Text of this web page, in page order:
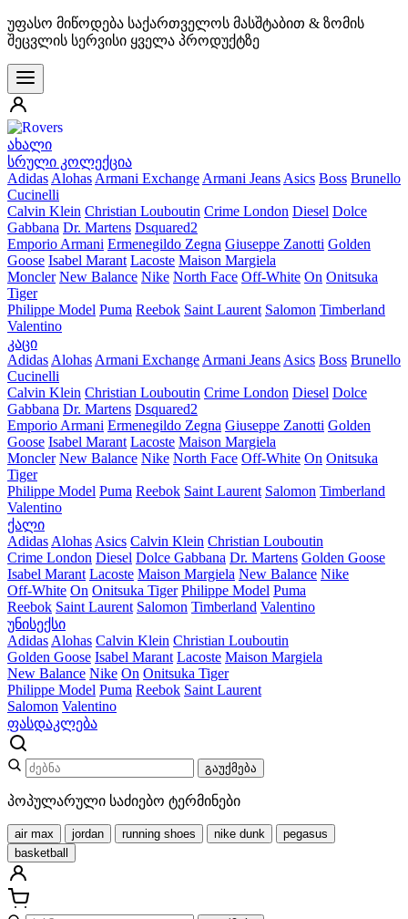
უფასო მიწოდება საქართველოს მასშტაბით & ზომის
შეცვლის სერვისი ყველა პროდუქტზე
ახალი
სრული კოლექცია
Adidas Alohas Armani Exchange Armani Jeans Asics Boss Brunello
Cucinelli
Calvin Klein Christian Louboutin Crime London Diesel Dolce
Gabbana Dr. Martens Dsquared2
Emporio Armani Ermenegildo Zegna Giuseppe Zanotti Golden
Goose Isabel Marant Lacoste Maison Margiela
Moncler New Balance Nike North Face Off-White On Onitsuka
Tiger
Philippe Model Puma Reebok Saint Laurent Salomon Timberland
Valentino
კაცი
Adidas Alohas Armani Exchange Armani Jeans Asics Boss Brunello
Cucinelli
Calvin Klein Christian Louboutin Crime London Diesel Dolce
Gabbana Dr. Martens Dsquared2
Emporio Armani Ermenegildo Zegna Giuseppe Zanotti Golden
Goose Isabel Marant Lacoste Maison Margiela
Moncler New Balance Nike North Face Off-White On Onitsuka
Tiger
Philippe Model Puma Reebok Saint Laurent Salomon Timberland
Valentino
ქალი
Adidas Alohas Asics Calvin Klein Christian Louboutin
Crime London Diesel Dolce Gabbana Dr. Martens Golden Goose
Isabel Marant Lacoste Maison Margiela New Balance Nike
Off-White On Onitsuka Tiger Philippe Model Puma
Reebok Saint Laurent Salomon Timberland Valentino
უნისექსი
Adidas Alohas Calvin Klein Christian Louboutin
Golden Goose Isabel Marant Lacoste Maison Margiela
New Balance Nike On Onitsuka Tiger
Philippe Model Puma Reebok Saint Laurent
Salomon Valentino
ფასდაკლება
გაუქმება
პოპულარული საძიებო ტერმინები
air max jordan running shoes nike dunk
pegasus
basketball